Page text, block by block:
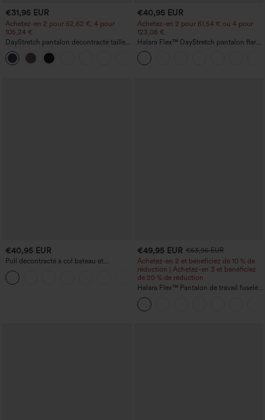
€31,95 EUR
Achetez-en 2 pour 52,62 €, 4 pour
105,24 €
DayStretch pantalon décontracté taille
haute à jambe en forme de tonneau
avec poches
€40,95 EUR
Achetez-en 2 pour 61,54 € ou 4 pour
123,08 €.
Halara Flex™ DayStretch pantalon flare
de travail, taille mi-haute, poche latérale
zippée
€40,95 EUR
Pull décontracté à col bateau et
manches chauve-souris
+1
€49,95 EUR €53,95 EUR
Achetez-en 2 et bénéficiez de 10 % de
réduction | Achetez-en 3 et bénéficiez
de 20 % de réduction
Halara Flex™ Pantalon de travail fuselé,
uni, taille haute, avec poches